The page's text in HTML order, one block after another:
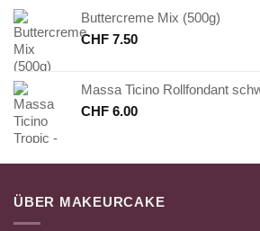
Buttercreme Mix (500g)
CHF 7.50
Massa Ticino Rollfondant
CHF 6.00
ÜBER MAKEURCAKE